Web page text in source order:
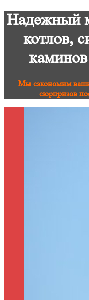
Надежный
котлов,
Мы сэкономим
сюрпризов